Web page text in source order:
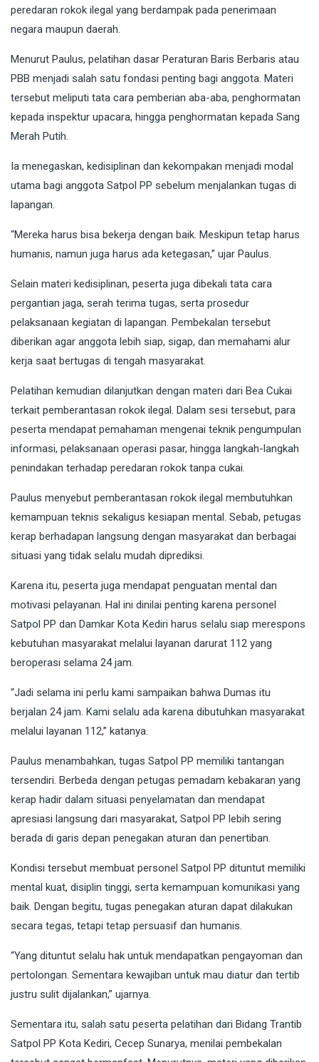
peredaran rokok ilegal yang berdampak pada penerimaan
negara maupun daerah.
Menurut Paulus, pelatihan dasar Peraturan Baris Berbaris atau
PBB menjadi salah satu fondasi penting bagi anggota. Materi
tersebut meliputi tata cara pemberian aba-aba, penghormatan
kepada inspektur upacara, hingga penghormatan kepada Sang
Merah Putih.
Ia menegaskan, kedisiplinan dan kekompakan menjadi modal
utama bagi anggota Satpol PP sebelum menjalankan tugas di
lapangan.
“Mereka harus bisa bekerja dengan baik. Meskipun tetap harus
humanis, namun juga harus ada ketegasan,” ujar Paulus.
Selain materi kedisiplinan, peserta juga dibekali tata cara
pergantian jaga, serah terima tugas, serta prosedur
pelaksanaan kegiatan di lapangan. Pembekalan tersebut
diberikan agar anggota lebih siap, sigap, dan memahami alur
kerja saat bertugas di tengah masyarakat.
Pelatihan kemudian dilanjutkan dengan materi dari Bea Cukai
terkait pemberantasan rokok ilegal. Dalam sesi tersebut, para
peserta mendapat pemahaman mengenai teknik pengumpulan
informasi, pelaksanaan operasi pasar, hingga langkah-langkah
penindakan terhadap peredaran rokok tanpa cukai.
Paulus menyebut pemberantasan rokok ilegal membutuhkan
kemampuan teknis sekaligus kesiapan mental. Sebab, petugas
kerap berhadapan langsung dengan masyarakat dan berbagai
situasi yang tidak selalu mudah diprediksi.
Karena itu, peserta juga mendapat penguatan mental dan
motivasi pelayanan. Hal ini dinilai penting karena personel
Satpol PP dan Damkar Kota Kediri harus selalu siap merespons
kebutuhan masyarakat melalui layanan darurat 112 yang
beroperasi selama 24 jam.
“Jadi selama ini perlu kami sampaikan bahwa Dumas itu
berjalan 24 jam. Kami selalu ada karena dibutuhkan masyarakat
melalui layanan 112,” katanya.
Paulus menambahkan, tugas Satpol PP memiliki tantangan
tersendiri. Berbeda dengan petugas pemadam kebakaran yang
kerap hadir dalam situasi penyelamatan dan mendapat
apresiasi langsung dari masyarakat, Satpol PP lebih sering
berada di garis depan penegakan aturan dan penertiban.
Kondisi tersebut membuat personel Satpol PP dituntut memiliki
mental kuat, disiplin tinggi, serta kemampuan komunikasi yang
baik. Dengan begitu, tugas penegakan aturan dapat dilakukan
secara tegas, tetapi tetap persuasif dan humanis.
“Yang dituntut selalu hak untuk mendapatkan pengayoman dan
pertolongan. Sementara kewajiban untuk mau diatur dan tertib
justru sulit dijalankan,” ujarnya.
Sementara itu, salah satu peserta pelatihan dari Bidang Trantib
Satpol PP Kota Kediri, Cecep Sunarya, menilai pembekalan